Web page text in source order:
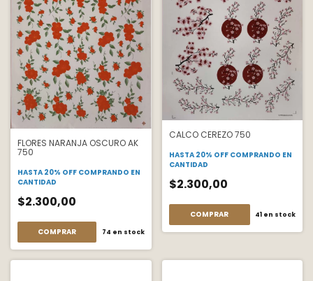
FLORES NARANJA OSCURO AK
750
HASTA 20% OFF COMPRANDO EN
CANTIDAD
$2.300,00
COMPRAR 74 en stock
CALCO CEREZO 750
HASTA 20% OFF COMPRANDO EN
CANTIDAD
$2.300,00
COMPRAR 41 en stock